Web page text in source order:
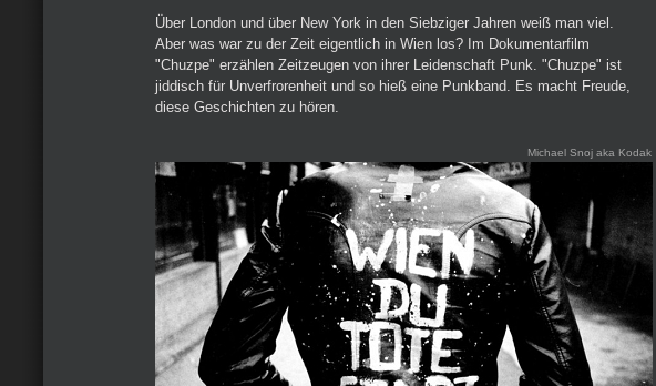
Über London und über New York in den Siebziger Jahren weiß man viel.
Aber was war zu der Zeit eigentlich in Wien los? Im Dokumentarfilm
"Chuzpe" erzählen Zeitzeugen von ihrer Leidenschaft Punk. "Chuzpe" ist
jiddisch für Unverfrorenheit und so hieß eine Punkband. Es macht Freude,
diese Geschichten zu hören.
Michael Snoj aka Kodak